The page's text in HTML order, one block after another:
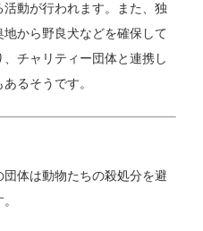
動が行われます。また、独
から野良犬などを確保して
チャリティー団体と連携し
るそうです。
体は動物たちの殺処分を避